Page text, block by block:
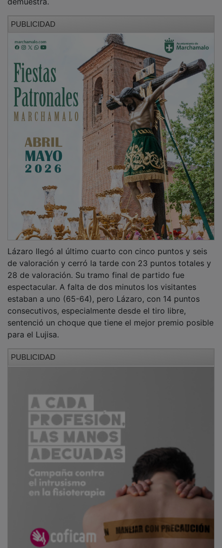
de valoración y cerró la tarde con 23 puntos totales y
28 de valoración. Su tramo final de partido fue
espectacular. A falta de dos minutos los visitantes
estaban a uno (65-64), pero Lázaro, con 14 puntos
consecutivos, especialmente desde el tiro libre,
sentenció un choque que tiene el mejor premio posible
para el Lujisa.